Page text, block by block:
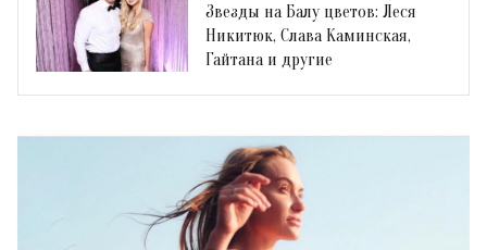
Звезды на Балу цветов: Леся
Никитюк, Слава Каминская,
Гайтана и другие